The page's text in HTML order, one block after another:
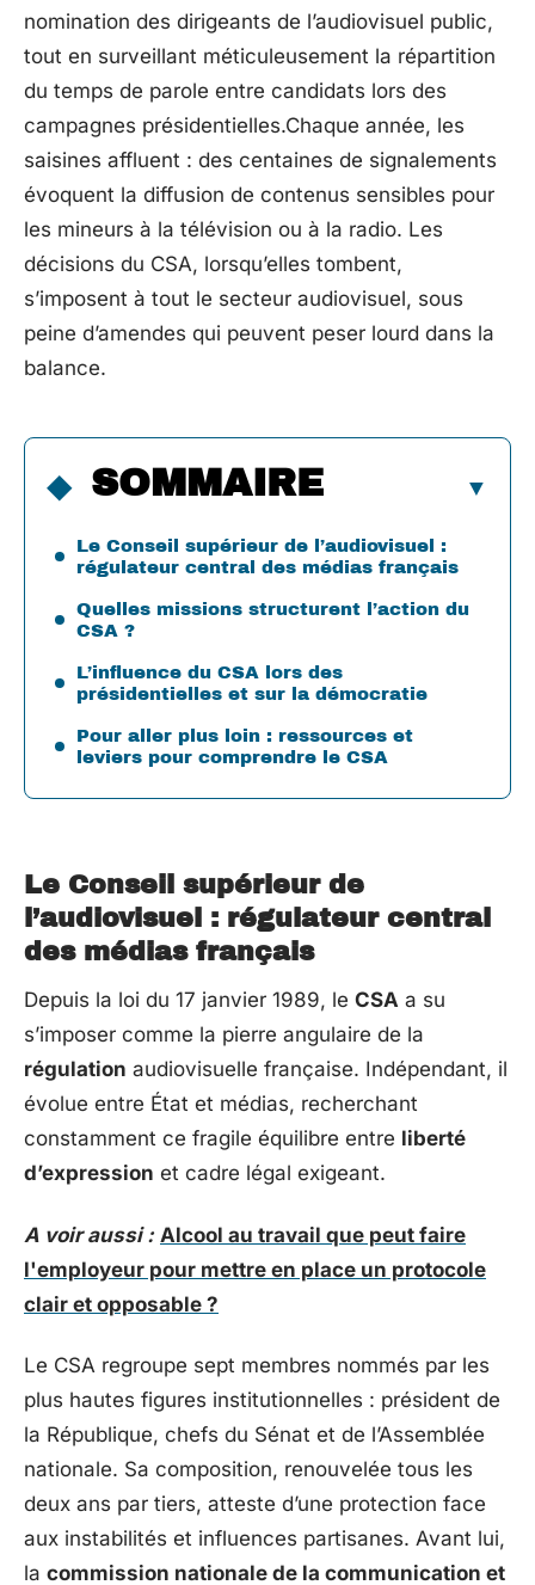
nomination des dirigeants de l’audiovisuel public,
tout en surveillant méticuleusement la répartition
du temps de parole entre candidats lors des
campagnes présidentielles.Chaque année, les
saisines affluent : des centaines de signalements
évoquent la diffusion de contenus sensibles pour
les mineurs à la télévision ou à la radio. Les
décisions du CSA, lorsqu’elles tombent,
s’imposent à tout le secteur audiovisuel, sous
peine d’amendes qui peuvent peser lourd dans la
balance.
SOMMAIRE
Le Conseil supérieur de l’audiovisuel :
régulateur central des médias français
Quelles missions structurent l’action du
CSA ?
L’influence du CSA lors des
présidentielles et sur la démocratie
Pour aller plus loin : ressources et
leviers pour comprendre le CSA
Le Conseil supérieur de
l’audiovisuel : régulateur central
des médias français
Depuis la loi du 17 janvier 1989, le CSA a su
s’imposer comme la pierre angulaire de la
régulation audiovisuelle française. Indépendant, il
évolue entre État et médias, recherchant
constamment ce fragile équilibre entre liberté
d’expression et cadre légal exigeant.
A voir aussi : Alcool au travail que peut faire
l'employeur pour mettre en place un protocole
clair et opposable ?
Le CSA regroupe sept membres nommés par les
plus hautes figures institutionnelles : président de
la République, chefs du Sénat et de l’Assemblée
nationale. Sa composition, renouvelée tous les
deux ans par tiers, atteste d’une protection face
aux instabilités et influences partisanes. Avant lui,
la commission nationale de la communication et